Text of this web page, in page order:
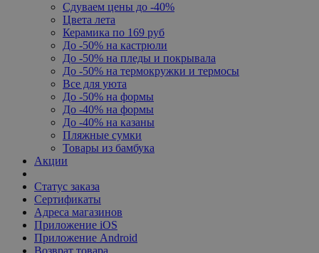
Сдуваем цены до -40%
Цвета лета
Керамика по 169 руб
До -50% на кастрюли
До -50% на пледы и покрывала
До -50% на термокружки и термосы
Все для уюта
До -50% на формы
До -40% на формы
До -40% на казаны
Пляжные сумки
Товары из бамбука
Акции
Статус заказа
Сертификаты
Адреса магазинов
Приложение iOS
Приложение Android
Возврат товара